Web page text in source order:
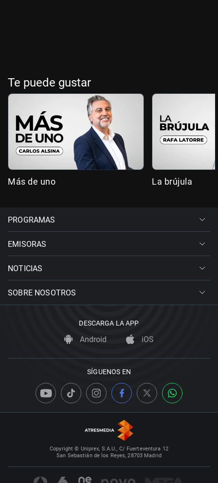
Te puede gustar
Más de uno La brújula
PROGRAMAS
EMISORAS
NOTICIAS
SOBRE NOSOTROS
DESCARGA LA APP
Android iOS
SÍGUENOS EN
Copyright © Uniprex, S.A.U., C/ Fuerteventura 12
San Sebastián de los Reyes, 28703 Madrid